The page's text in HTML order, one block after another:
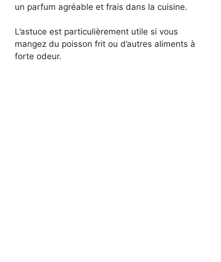
un parfum agréable et frais dans la cuisine.
L’astuce est particulièrement utile si vous
mangez du poisson frit ou d’autres aliments à
forte odeur.